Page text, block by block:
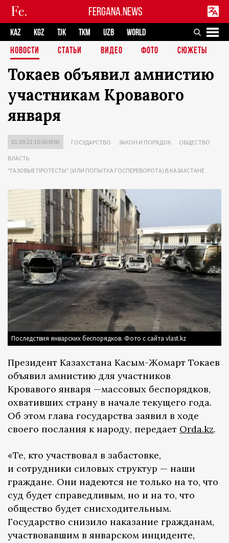
FERGANA.NEWS
KAZ KGZ TJK TKM UZB
WORLD
НОВОСТИ
СТАТЬИ ВИДЕО ФОТО СЮЖЕТЫ
Токаев объявил амнистию
участникам Кровавого
января
01.09.22 10:56 MSK ГОСУДАРСТВО ЗАКОН И ПОРЯДОК ОБЩЕСТВО
ВЛАСТЬ
"ГАЗОВЫЕ ПРОТЕСТЫ" (ИЛИ ПОПЫТКА ГОСПЕРЕВОРОТА) В КАЗАХСТАНЕ
Последствия январских беспорядков. Фото с сайта vlast.kz
Президент Казахстана Касым-Жомарт Токаев
объявил амнистию для участников
Кровавого января —массовых беспорядков,
охвативших страну в начале текущего года.
Об этом глава государства заявил в ходе
своего послания к народу, передает Orda.kz.
«Те, кто участвовал в забастовке,
и сотрудники силовых структур — наши
граждане. Они надеются не только на то, что
суд будет справедливым, но и на то, что
общество будет снисходительным.
Государство снизило наказание гражданам,
участвовавшим в январском инциденте,